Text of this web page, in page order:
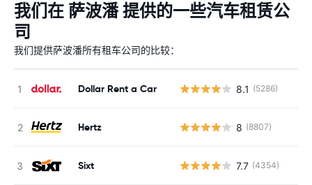
我们在 萨波潘 提供的一些汽车租赁公
司
我们提供萨波潘所有租车公司的比较：
Dollar Rent a Car 8.1 (5286)
Hertz 8 (8807)
Sixt 7.7 (4354)